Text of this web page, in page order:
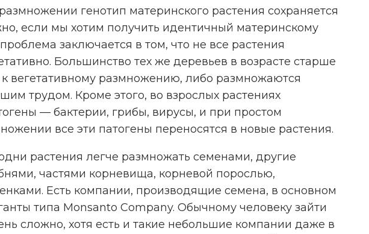
генотип материнского растения сохраняется
если мы хотим получить идентичный материнскому
заключается в том, что не все растения
Большинство тех же деревьев в возрасте старше
к вегетативному размножению, либо размножаются
трудом. Кроме этого, во взрослых растениях
— бактерии, грибы, вирусы, и при простом
все эти патогены переносятся в новые растения.
растения легче размножать семенами, другие
частями корневища, корневой порослью,
Есть компании, производящие семена, в основном
типа Monsanto Company. Обычному человеку зайти
сложно, хотя есть и такие небольшие компании даже в